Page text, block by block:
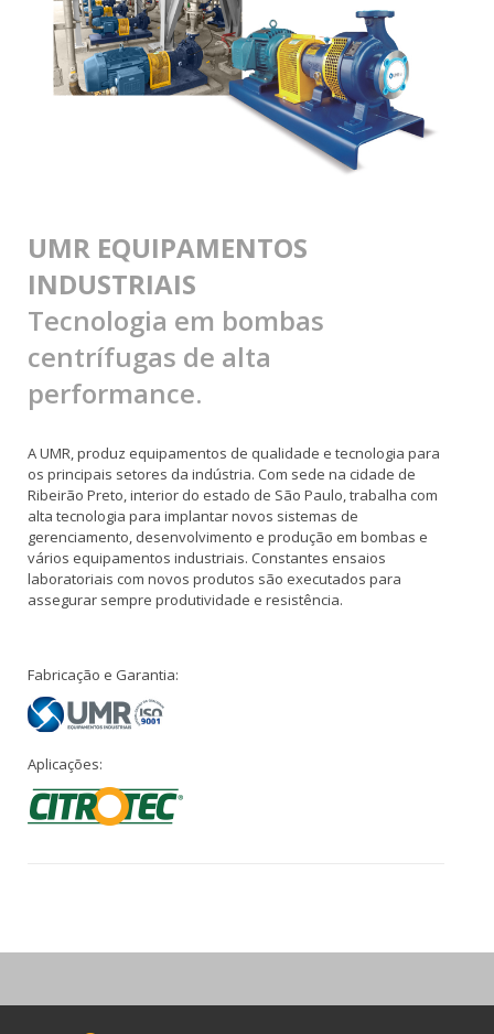
UMR EQUIPAMENTOS
INDUSTRIAIS
Tecnologia em bombas
centrífugas de alta
performance.
A UMR, produz equipamentos de qualidade e tecnologia para
os principais setores da indústria. Com sede na cidade de
Ribeirão Preto, interior do estado de São Paulo, trabalha com
alta tecnologia para implantar novos sistemas de
gerenciamento, desenvolvimento e produção em bombas e
vários equipamentos industriais. Constantes ensaios
laboratoriais com novos produtos são executados para
assegurar sempre produtividade e resistência.
Fabricação e Garantia:
Aplicações: